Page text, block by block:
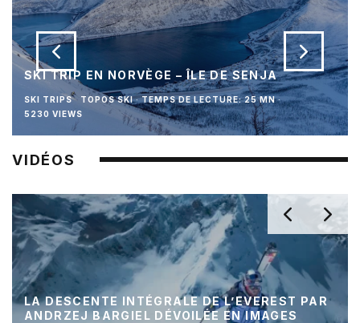
SKI TRIP EN NORVÈGE – ÎLE DE SENJA
SKI TRIPS TOPOS SKI · TEMPS DE LECTURE: 25 MN ·
5230 VIEWS
VIDÉOS
LA DESCENTE INTÉGRALE DE L’EVEREST PAR
ANDRZEJ BARGIEL DÉVOILÉE EN IMAGES